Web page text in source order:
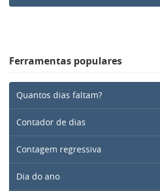
Ferramentas populares
Quantos dias faltam?
Contador de dias
Contagem regressiva
Dia do ano